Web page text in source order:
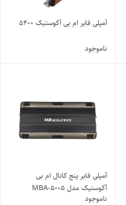
آمپلی فایر ام بی آکوستیک 5400
ناموجود
آمپلی فایر پنج کانال ام بی
آکوستیک مدل MBA-5005
ناموجود